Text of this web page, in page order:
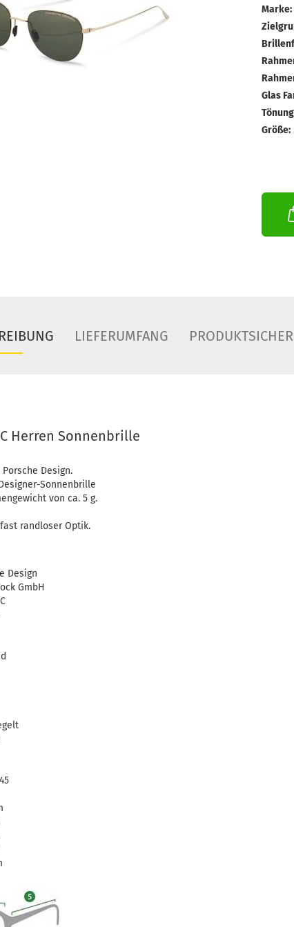
Marke:
Glas
Größe:
LIEFERUMFANG
Herren Sonnenbrille
Design.
Sonnenbrille
von ca. 5 g.
randloser Optik.
Design
GmbH